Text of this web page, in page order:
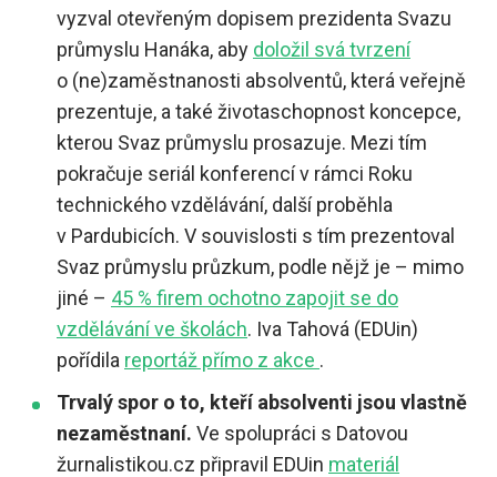
vyzval otevřeným dopisem prezidenta Svazu
průmyslu Hanáka, aby doložil svá tvrzení
o (ne)zaměstnanosti absolventů, která veřejně
prezentuje, a také životaschopnost koncepce,
kterou Svaz průmyslu prosazuje. Mezi tím
pokračuje seriál konferencí v rámci Roku
technického vzdělávání, další proběhla
v Pardubicích. V souvislosti s tím prezentoval
Svaz průmyslu průzkum, podle nějž je – mimo
jiné – 45 % firem ochotno zapojit se do
vzdělávání ve školách. Iva Tahová (EDUin)
pořídila reportáž přímo z akce .
Trvalý spor o to, kteří absolventi jsou vlastně
nezaměstnaní. Ve spolupráci s Datovou
žurnalistikou.cz připravil EDUin materiál